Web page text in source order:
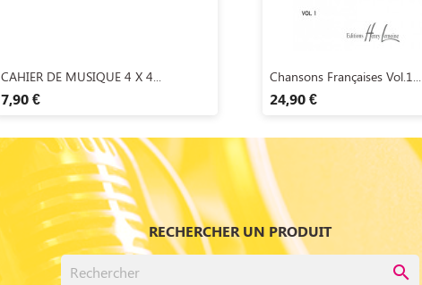
Aperçu rapide
CAHIER DE MUSIQUE 4 X 4...
7,90 €
 Aperçu rapide
Chansons Françaises Vol.1...
24,90 €
RECHERCHER UN PRODUIT
search